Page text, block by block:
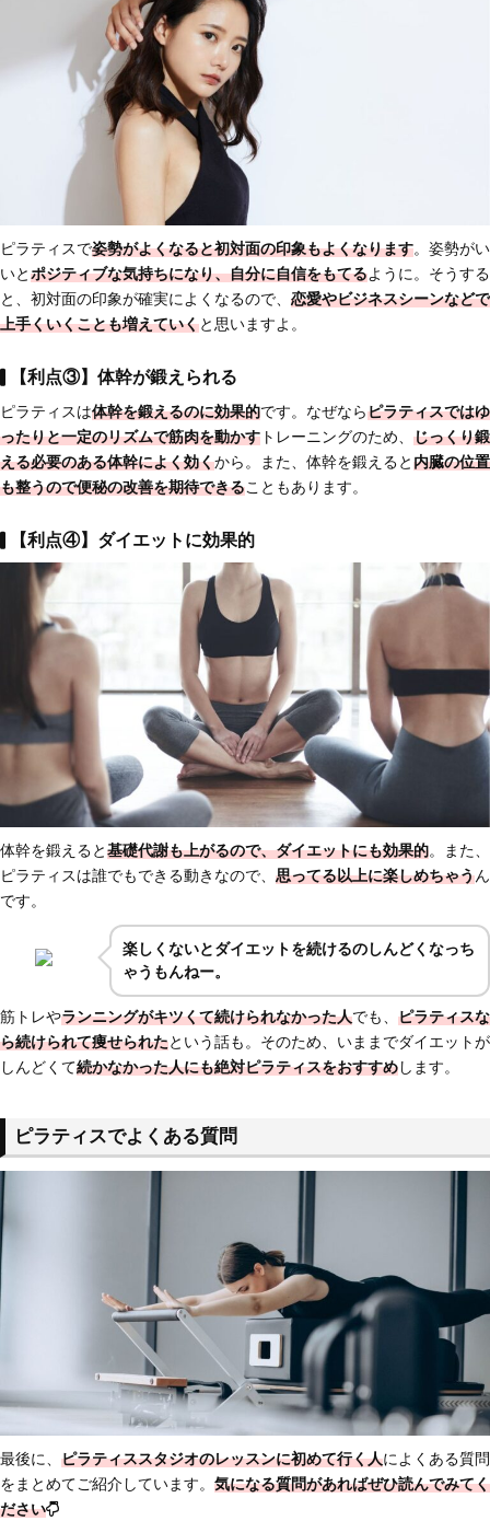
ピラティスで姿勢がよくなると初対面の印象もよくなります。姿勢がい
いとポジティブな気持ちになり、自分に自信をもてるように。そうする
と、初対面の印象が確実によくなるので、 恋愛やビジネスシーンなどで
上手くいくことも増えていくと思いますよ。
【利点③】体幹が鍛えられる
ピラティスは体幹を鍛えるのに効果的です。なぜならピラティスではゆ
ったりと一定のリズムで筋肉を動かす トレーニングのため、 じっくり鍛
える必要のある体幹によく効くから。また、体幹を鍛えると内臓の位置
も整うので便秘の改善を期待できることもあります。
【利点④】ダイエットに効果的
体幹を鍛えると基礎代謝も上がるので、ダイエットにも効果的。また、
ピラティスは誰でもできる動きなので、 思ってる以上に楽しめちゃうん
です。
楽しくないとダイエットを続けるのしんどくなっち
ゃうもんねー。
筋トレやランニングがキツくて続けられなかった人でも、 ピラティスな
ら続けられて痩せられたという話も。そのため、いままでダイエットが
しんどくて続かなかった人にも絶対ピラティスをおすすめします。
ピラティスでよくある質問
最後に、 ピラティススタジオのレッスンに初めて行く人によくある質問
をまとめてご紹介しています。 気になる質問があればぜひ読んでみてく
ださい